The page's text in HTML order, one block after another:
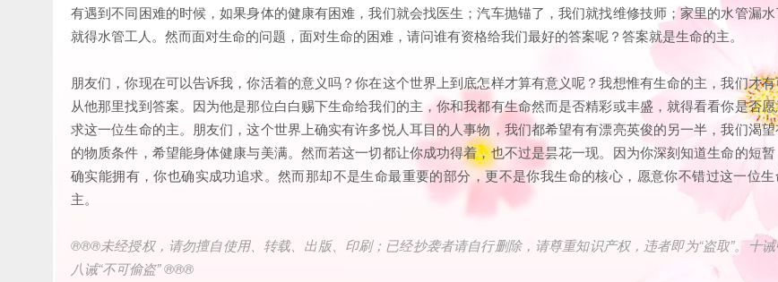
有遇到不同困难的时候，如果身体的健康有困难，我们就会找医生；汽车抛锚了，我们就找维修技师；家里的水管漏水
就得水管工人。然而面对生命的问题，面对生命的困难，请问谁有资格给我们最好的答案呢？答案就是生命的主。
朋友们，你现在可以告诉我，你活着的意义吗？你在这个世界上到底怎样才算有意义呢？我想惟有生命的主，我们才
从他那里找到答案。因为他是那位白白赐下生命给我们的主，你和我都有生命然而是否精彩或丰盛，就得看看你是否
求这一位生命的主。朋友们，这个世界上确实有许多悦人耳目的人事物，我们都希望有有漂亮英俊的另一半，我们渴
的物质条件，希望能身体健康与美满。然而若这一切都让你成功得着，也不过是昙花一现。因为你深刻知道生命的短
确实能拥有，你也确实成功追求。然而那却不是生命最重要的部分，更不是你我生命的核心，愿意你不错过这一位生
主。
®®®未经授权，请勿擅自使用、转载、出版、印刷；已经抄袭者请自行删除，请尊重知识产权，违者即为“盗取”。十
八诫“不可偷盗” ®®®